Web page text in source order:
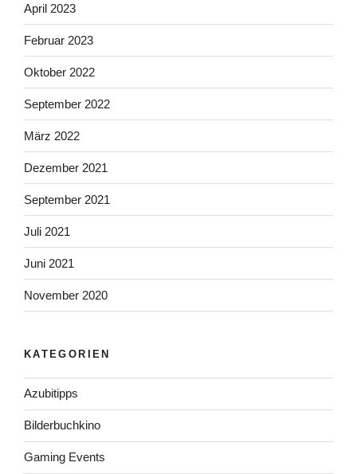
April 2023
Februar 2023
Oktober 2022
September 2022
März 2022
Dezember 2021
September 2021
Juli 2021
Juni 2021
November 2020
KATEGORIEN
Azubitipps
Bilderbuchkino
Gaming Events